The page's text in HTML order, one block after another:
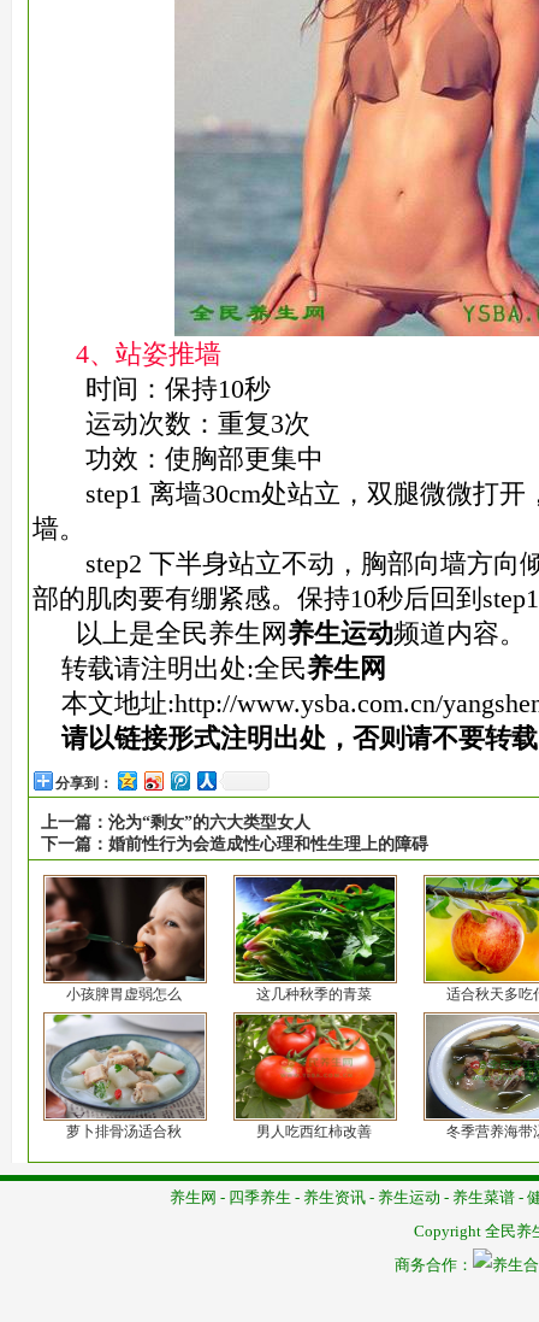
4、站姿推墙
时间：保持10秒
运动次数：重复3次
功效：使胸部更集中
step1 离墙30cm处站立，双腿微微打开
墙。
step2 下半身站立不动，胸部向墙方向
部的肌肉要有绷紧感。保持10秒后回到
以上是全民养生网养生运动频道内容。
转载请注明出处:全民养生网
本文地址:http://www.ysba.com.cn/
请以链接形式注明出处，否则请不要转
分享到：
上一篇： 沦为“剩女”的六大类型女人
下一篇： 婚前性行为会造成性心理和性生理上的障碍
小孩脾胃虚弱怎么 这几种秋季的青菜 适合秋天多吃
萝卜排骨汤适合秋 男人吃西红柿改善 冬季营养海带
养生网 - 四季养生 - 养生资讯 - 养生运动 - 养生菜谱 -
Copyright 全民养
商务合作：